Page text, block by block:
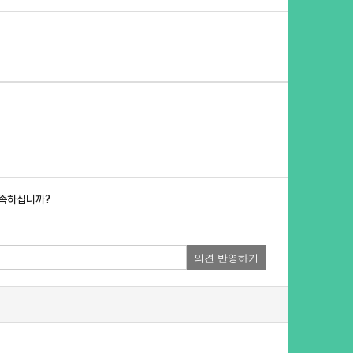
하십니까?
의견 반영하기